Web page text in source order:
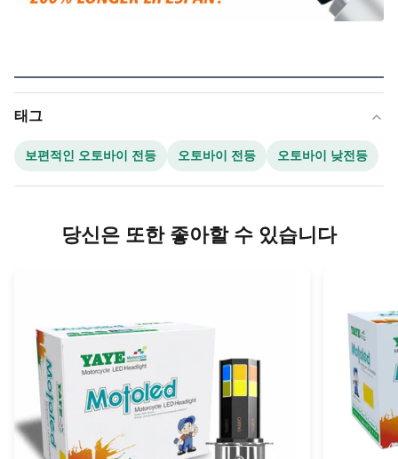
태그
보편적인 오토바이 전등 오토바이 전등 오토바이 낮전등
당신은 또한 좋아할 수 있습니다